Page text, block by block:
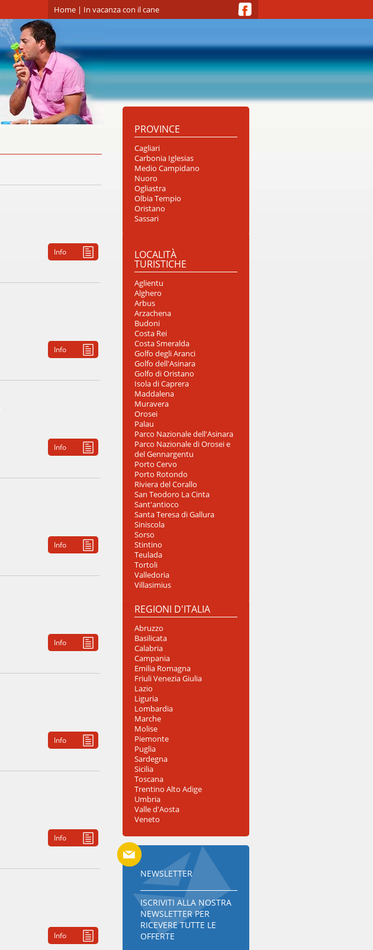
Home| In vacanza con il cane
Info
Info
Info
Info
Info
Info
Info
Info
PROVINCE
Cagliari
Carbonia Iglesias
Medio Campidano
Nuoro
Ogliastra
Olbia Tempio
Oristano
Sassari
LOCALITÀ
TURISTICHE
Aglientu
Alghero
Arbus
Arzachena
Budoni
Costa Rei
Costa Smeralda
Golfo degli Aranci
Golfo dell'Asinara
Golfo di Oristano
Isola di Caprera
Maddalena
Muravera
Orosei
Palau
Parco Nazionale dell'Asinara
Parco Nazionale di Orosei e
del Gennargentu
Porto Cervo
Porto Rotondo
Riviera del Corallo
San Teodoro La Cinta
Sant'antioco
Santa Teresa di Gallura
Siniscola
Sorso
Stintino
Teulada
Tortoli
Valledoria
Villasimius
REGIONI D'ITALIA
Abruzzo
Basilicata
Calabria
Campania
Emilia Romagna
Friuli Venezia Giulia
Lazio
Liguria
Lombardia
Marche
Molise
Piemonte
Puglia
Sardegna
Sicilia
Toscana
Trentino Alto Adige
Umbria
Valle d'Aosta
Veneto
NEWSLETTER
ISCRIVITI ALLA NOSTRA
NEWSLETTER PER
RICEVERE TUTTE LE
OFFERTE